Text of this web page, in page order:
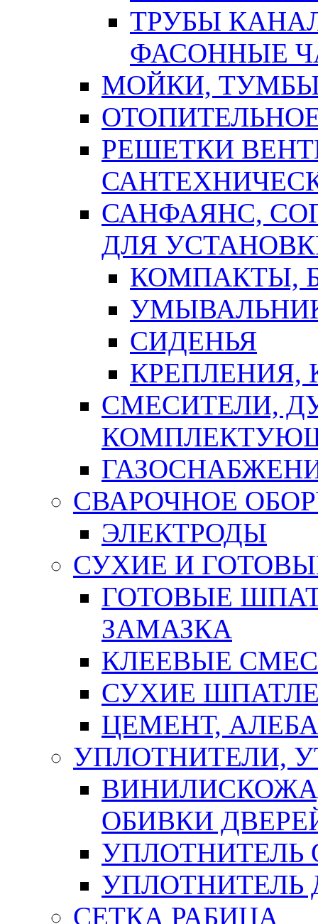
ТРУБЫ
ФАСОННЫЕ
МОЙКИ,
РЕШЕТКИ
САНФАЯНС,
ДЛЯ
КОМПАКТЫ,
СИДЕНЬЯ
СМЕСИТЕЛИ,
СВАРОЧНОЕ
ЭЛЕКТРОДЫ
СУХИЕ И
ГОТОВЫЕ
ЗАМАЗКА
КЛЕЕВЫЕ
СУХИЕ
ЦЕМЕНТ,
УПЛОТНИТЕЛИ,
ОБИВКИ
УПЛОТНИТЕЛЬ
СЕТКА РАБИЦА